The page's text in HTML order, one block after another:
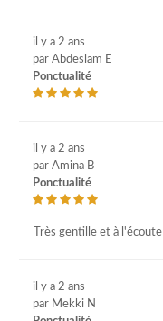
il y a 2 ans
par Abdeslam E
Ponctualité
il y a 2 ans
par Amina B
Ponctualité
Très gentille et à l'écoute
il y a 2 ans
par Mekki N